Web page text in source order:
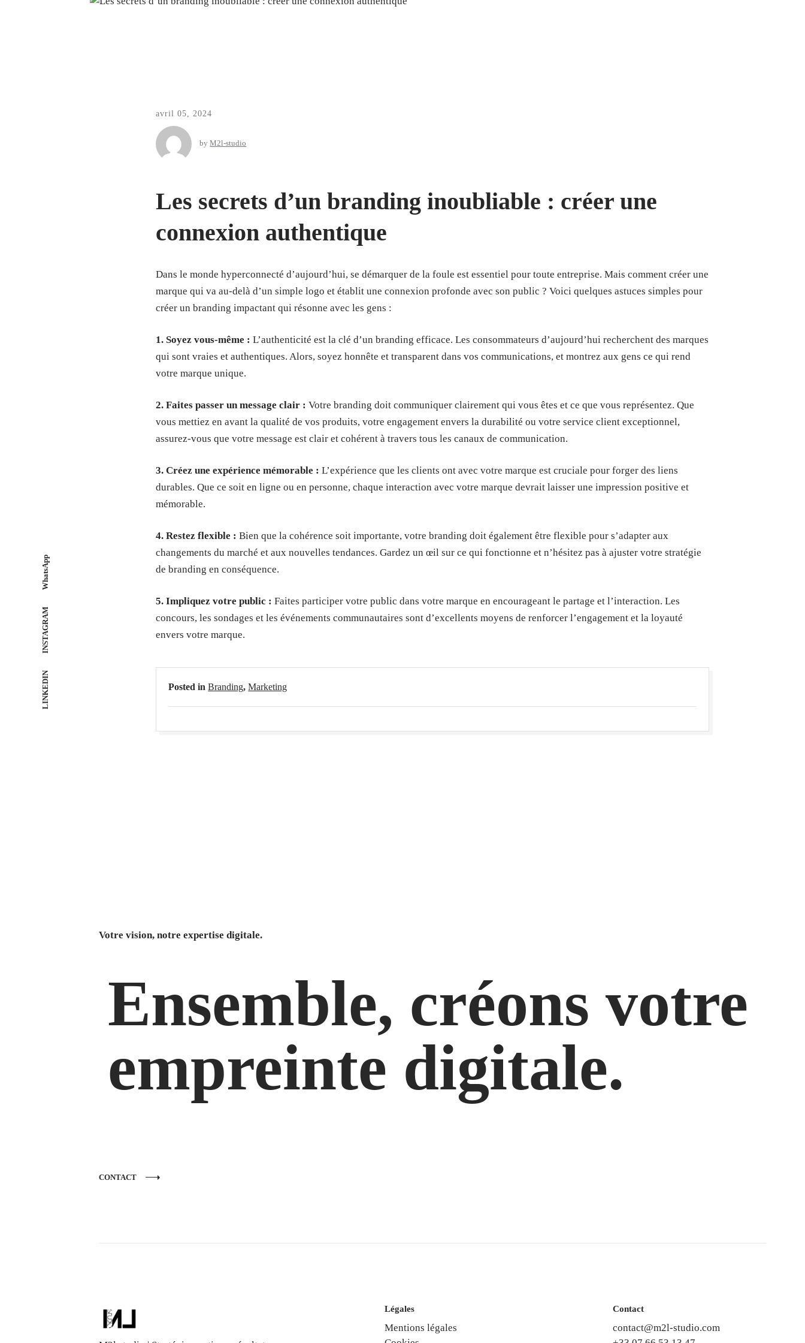
LINKEDIN
INSTAGRAM
WhatsApp
avril 05, 2024
byM2l-studio
Les secrets d’un branding inoubliable : créer une
connexion authentique
Dans le monde hyperconnecté d’aujourd’hui, se démarquer de la foule est essentiel pour toute entreprise. Mais comment créer une
marque qui va au-delà d’un simple logo et établit une connexion profonde avec son public ? Voici quelques astuces simples pour
créer un branding impactant qui résonne avec les gens :
1. Soyez vous-même : L’authenticité est la clé d’un branding efficace. Les consommateurs d’aujourd’hui recherchent des marques
qui sont vraies et authentiques. Alors, soyez honnête et transparent dans vos communications, et montrez aux gens ce qui rend
votre marque unique.
2. Faites passer un message clair : Votre branding doit communiquer clairement qui vous êtes et ce que vous représentez. Que
vous mettiez en avant la qualité de vos produits, votre engagement envers la durabilité ou votre service client exceptionnel,
assurez-vous que votre message est clair et cohérent à travers tous les canaux de communication.
3. Créez une expérience mémorable : L’expérience que les clients ont avec votre marque est cruciale pour forger des liens
durables. Que ce soit en ligne ou en personne, chaque interaction avec votre marque devrait laisser une impression positive et
mémorable.
4. Restez flexible : Bien que la cohérence soit importante, votre branding doit également être flexible pour s’adapter aux
changements du marché et aux nouvelles tendances. Gardez un œil sur ce qui fonctionne et n’hésitez pas à ajuster votre stratégie
de branding en conséquence.
5. Impliquez votre public : Faites participer votre public dans votre marque en encourageant le partage et l’interaction. Les
concours, les sondages et les événements communautaires sont d’excellents moyens de renforcer l’engagement et la loyauté
envers votre marque.
Posted inBranding,Marketing
Votre vision, notre expertise digitale.
Ensemble, créons votre
empreinte digitale.
CONTACT
Légales
Mentions légales
Contact
contact@m2l-studio.com